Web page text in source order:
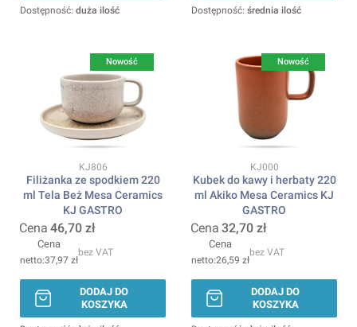
Dostępność: duża ilość Dostępność: średnia ilość
Nowość
Kod produktu
KJ806
Filiżanka ze spodkiem 220
ml Tela Beż Mesa Ceramics
KJ GASTRO
Cena 46,70 zł
Cena
37,97 zł
bez VAT
DODAJ DO
KOSZYKA
Nowość
Kod produktu
KJ000
Kubek do kawy i herbaty 220
ml Akiko Mesa Ceramics KJ
GASTRO
Cena 32,70 zł
Cena
26,59 zł
bez VAT
DODAJ DO
KOSZYKA